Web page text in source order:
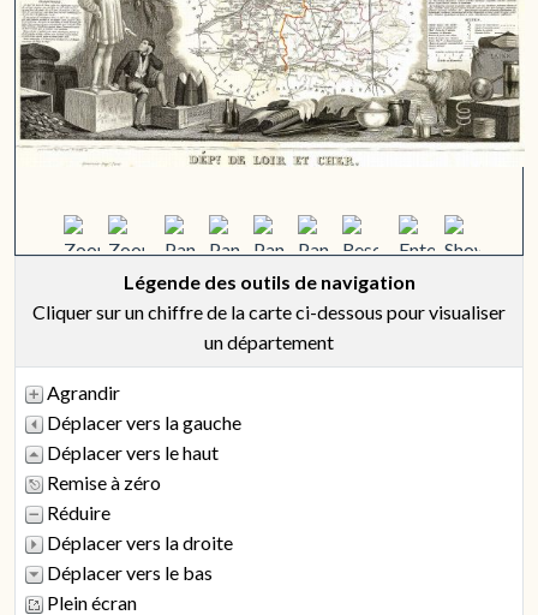
Légende des outils de navigation
Cliquer sur un chiffre de la carte ci-dessous pour visualiser
un département
Agrandir
Déplacer vers la gauche
Déplacer vers le haut
Remise à zéro
Réduire
Déplacer vers la droite
Déplacer vers le bas
Plein écran